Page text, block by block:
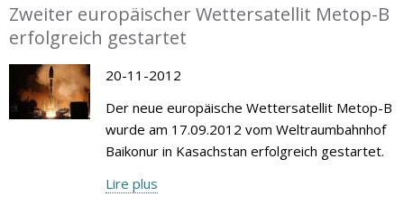
Zweiter europäischer Wettersatellit Metop-B
erfolgreich gestartet
20-11-2012
Der neue europäische Wettersatellit Metop-B
wurde am 17.09.2012 vom Weltraumbahnhof
Baikonur in Kasachstan erfolgreich gestartet.
Lire plus